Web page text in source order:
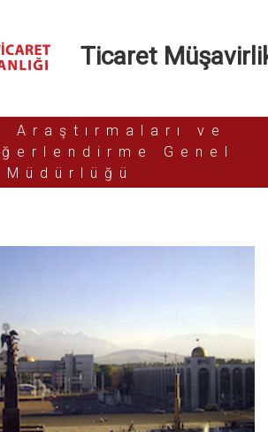
Ticaret
Araştırmaları ve
Genel
Müdürlüğü